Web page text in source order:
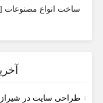
ساخت انواع
طراحی سایت در